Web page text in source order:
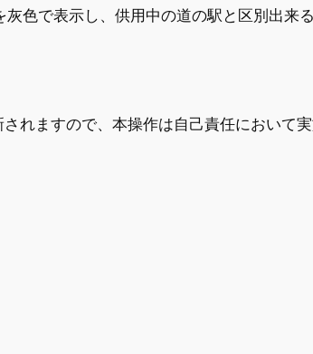
色で表示し、供用中の道の駅と区別出来
れますので、本操作は自己責任において実